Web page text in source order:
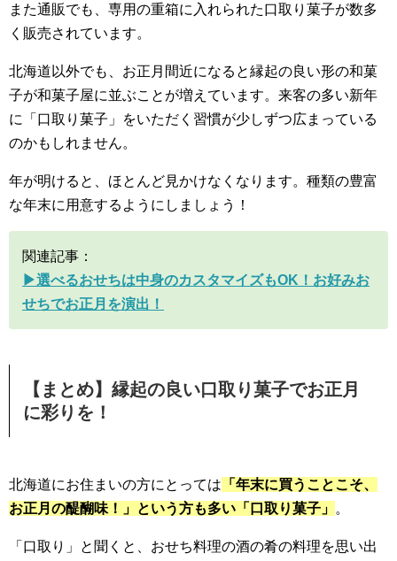
また通販でも、専用の重箱に入れられた口取り菓子が数多
く販売されています。
北海道以外でも、お正月間近になると縁起の良い形の和菓
子が和菓子屋に並ぶことが増えています。来客の多い新年
に「口取り菓子」をいただく習慣が少しずつ広まっている
のかもしれません。
年が明けると、ほとんど見かけなくなります。種類の豊富
な年末に用意するようにしましょう！
関連記事：
▶︎選べるおせちは中身のカスタマイズもOK！お好みお
せちでお正月を演出！
【まとめ】縁起の良い口取り菓子でお正月
に彩りを！
北海道にお住まいの方にとっては 「年末に買うことこそ、
お正月の醍醐味！」という方も多い「口取り菓子」 。
「口取り」と聞くと、おせち料理の酒の肴の料理を思い出